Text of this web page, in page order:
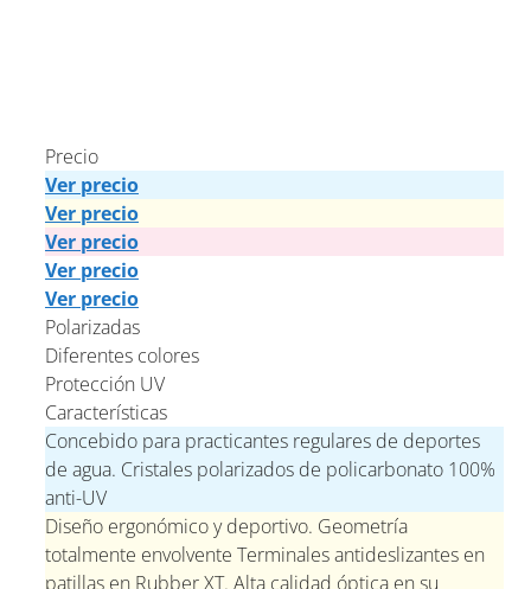
Precio
Ver precio
Ver precio
Ver precio
Ver precio
Ver precio
Polarizadas
Diferentes colores
Protección UV
Características
Concebido para practicantes regulares de deportes
de agua. Cristales polarizados de policarbonato 100%
anti-UV
Diseño ergonómico y deportivo. Geometría
totalmente envolvente Terminales antideslizantes en
patillas en Rubber XT. Alta calidad óptica en su